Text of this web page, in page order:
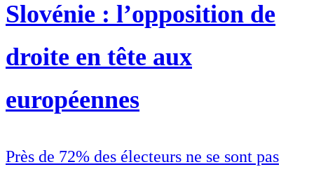
Slovénie : l’opposition de
droite en tête aux
européennes
Près de 72% des électeurs ne se sont pas